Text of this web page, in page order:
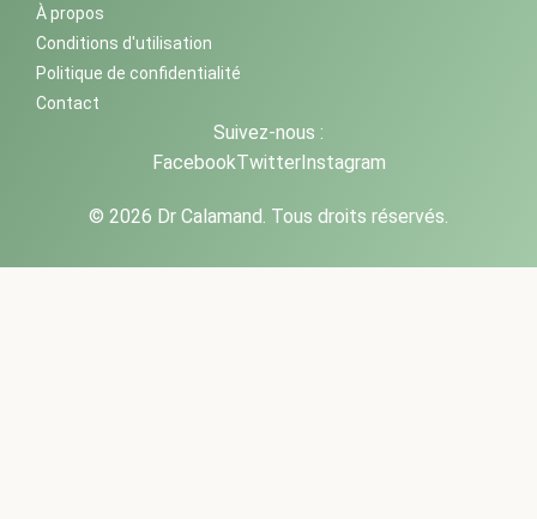
À propos
Conditions d'utilisation
Politique de confidentialité
Contact
Suivez-nous :
FacebookTwitterInstagram
© 2026 Dr Calamand. Tous droits réservés.